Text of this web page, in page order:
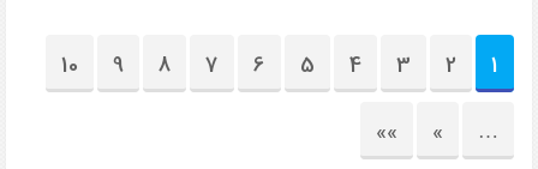
1
2
3
4
5
6
7
8
9
10
…
»
»»